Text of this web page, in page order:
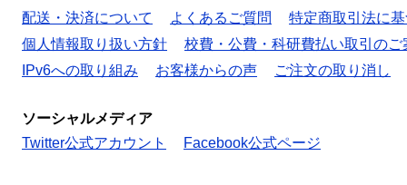
配送・決済について
よくあるご質問
特定商取引法に
個人情報取り扱い方針
校費・公費・科研費払い取引のご
IPv6への取り組み
お客様からの声 ご注文の取り消し
ソーシャルメディア
Twitter公式アカウント
Facebook公式ページ